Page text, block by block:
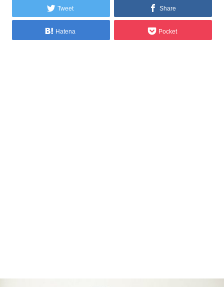
Tweet Share
Hatena Pocket